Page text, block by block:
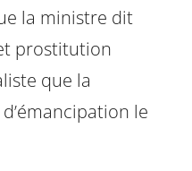
la ministre dit
prostitution
que la
le